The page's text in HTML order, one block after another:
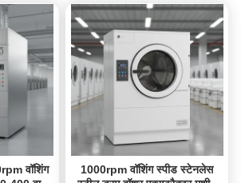
वॉशिंग
1000rpm वॉशिंग स्पीड स्टेनलेस